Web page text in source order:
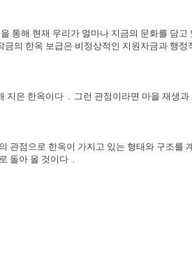
통해 현재 우리가 얼마나 지금의 문화를 담
금의 한옥 보급은 비정상적인 지원자금과 행
지은 한옥이다 . 그런 관점이라면 마을 재생
점으로 한옥이 가지고 있는 형태와 구조
돌아 올 것이다 .